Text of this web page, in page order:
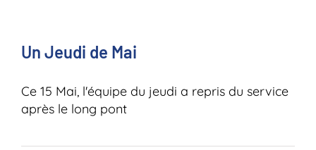
Un Jeudi de Mai
Ce 15 Mai, l'équipe du jeudi a repris du service
après le long pont